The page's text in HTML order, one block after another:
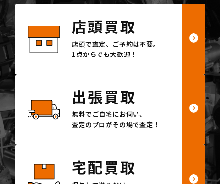
店頭買取
店頭で査定、ご予約は不要。
1点からでも大歓迎！
出張買取
無料でご自宅にお伺い、
査定のプロがその場で査定！
宅配買取